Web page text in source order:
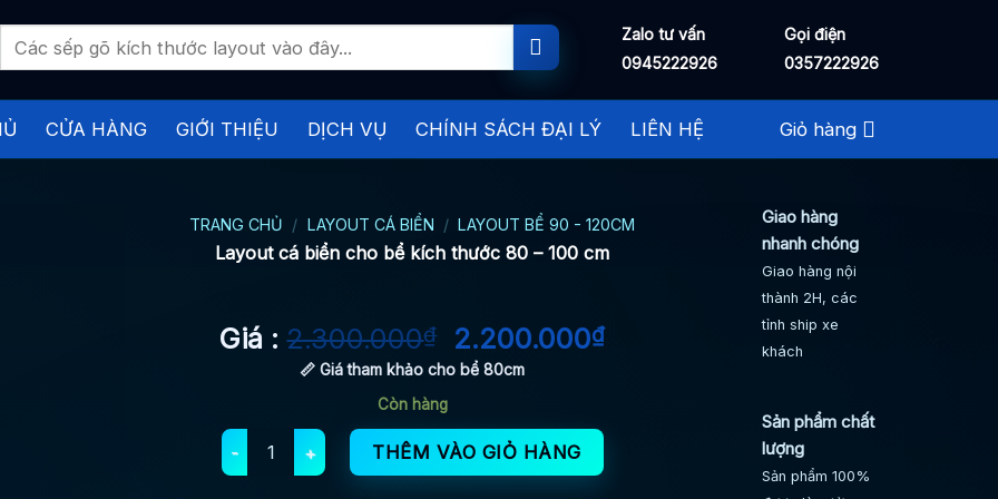
Zalo tư vấn
0945222926
Gọi điện
0357222926
CỬA HÀNG GIỚI THIỆU DỊCH VỤ CHÍNH SÁCH ĐẠI LÝ LIÊN HỆ Giỏ hàng
TRANG CHỦ / LAYOUT CÁ BIỂN / LAYOUT BỂ 90 - 120CM
Layout cá biển cho bể kích thước 80 – 100 cm
Giá :2.300.000₫
Giá
gốc
2.300.000₫.
2.200.000₫Giá
2.200.000₫.
📏 Giá tham khảo cho bể 80cm
Còn hàng
Layout cá biển cho bể kích thước 80 - 100 cm số lượng
THÊM VÀO GIỎ HÀNG
Giao hàng
nhanh chóng
Giao hàng nội
thành 2H, các
tỉnh ship xe
khách
Sản phẩm chất
lượng
Sản phẩm 100%